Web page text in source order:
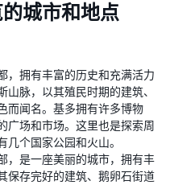
城市和地点
，拥有丰富的历史和充满活力
脉，以其殖民时期的建筑、
而闻名。基多拥有许多博物
广场和市场。这里也是探索周
个国家公园和火山。
，是一座美丽的城市，拥有丰
保存完好的建筑、鹅卵石街道